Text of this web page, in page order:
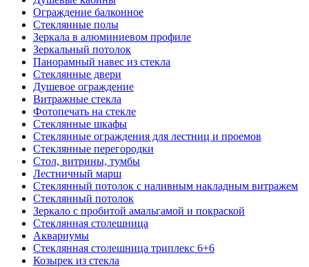
Ограждение балконное
Стеклянные полы
Зеркала в алюминиевом профиле
Зеркальный потолок
Панорамный навес из стекла
Стеклянные двери
Душевое ограждение
Витражные стекла
Фотопечать на стекле
Стеклянные шкафы
Стеклянные ограждения для лестниц и проемов
Стеклянные перегородки
Стол, витрины, тумбы
Лестничный марш
Стеклянный потолок с наливным накладным витражем
Стеклянный потолок
Зеркало с пробитой амальгамой и покраской
Стеклянная столешница
Аквариумы
Стеклянная столешница триплекс 6+6
Козырек из стекла